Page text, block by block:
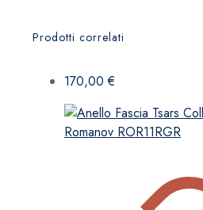
Prodotti correlati
170,00€